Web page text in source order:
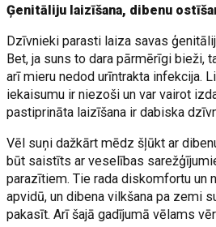
Ģenitāliju laizīšana, dibenu
Dzīvnieki parasti laiza savas
Bet, ja suns to dara pārmērīgi bieži,
arī mieru nedod urīntrakta infekcija.
iekaisumu ir niezoši un var vairot
pastiprināta laizīšana ir dabiska
Vēl suņi dažkārt mēdz šļūkt ar
būt saistīts ar veselības
parazītiem. Tie rada diskomfortu un
apvidū, un dibena vilkšana pa zemi
pakasīt. Arī šajā gadījumā vēlams